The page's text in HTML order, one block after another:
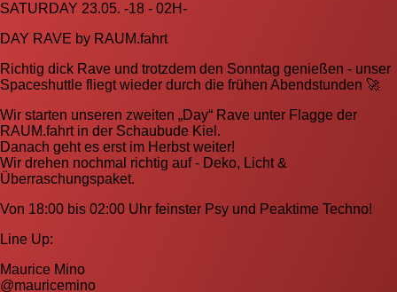
SATURDAY 23.05. -18 - 02H-
DAY RAVE by RAUM.fahrt
Richtig dick Rave und trotzdem den Sonntag genießen - unser
Spaceshuttle fliegt wieder durch die frühen Abendstunden 🚀
Wir starten unseren zweiten „Day“ Rave unter Flagge der
RAUM.fahrt in der Schaubude Kiel.
Danach geht es erst im Herbst weiter!
Wir drehen nochmal richtig auf - Deko, Licht &
Überraschungspaket.
Von 18:00 bis 02:00 Uhr feinster Psy und Peaktime Techno!
Line Up:
Maurice Mino
@mauricemino